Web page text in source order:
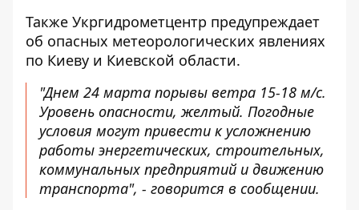
Также Укргидрометцентр предупреждает
об опасных метеорологических явлениях
по Киеву и Киевской области.
"Днем 24 марта порывы ветра 15-18 м/с.
Уровень опасности, желтый. Погодные
условия могут привести к усложнению
работы энергетических, строительных,
коммунальных предприятий и движению
транспорта", - говорится в сообщении.